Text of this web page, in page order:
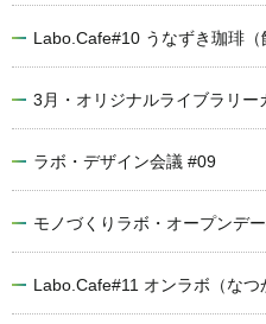
Labo.Cafe#10 うなずき珈琲（
3月・オリジナルライブラリー
ラボ・デザイン会議 #09
モノづくりラボ・オープンデ
Labo.Cafe#11 オンラボ（なつ